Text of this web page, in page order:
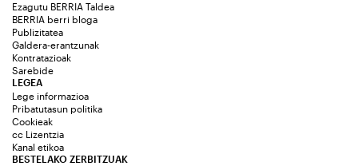
Ezagutu BERRIA Taldea
BERRIA berri bloga
Publizitatea
Galdera-erantzunak
Kontratazioak
Sarebide
LEGEA
Lege informazioa
Pribatutasun politika
Cookieak
cc Lizentzia
Kanal etikoa
BESTELAKO ZERBITZUAK